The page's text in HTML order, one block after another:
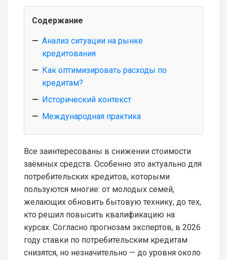
Содержание
Анализ ситуации на рынке
кредитования
Как оптимизировать расходы по
кредитам?
Исторический контекст
Международная практика
Все заинтересованы в снижении стоимости
заёмных средств. Особенно это актуально для
потребительских кредитов, которыми
пользуются многие: от молодых семей,
желающих обновить бытовую технику, до тех,
кто решил повысить квалификацию на
курсах. Согласно прогнозам экспертов, в 2026
году ставки по потребительским кредитам
снизятся, но незначительно — до уровня около